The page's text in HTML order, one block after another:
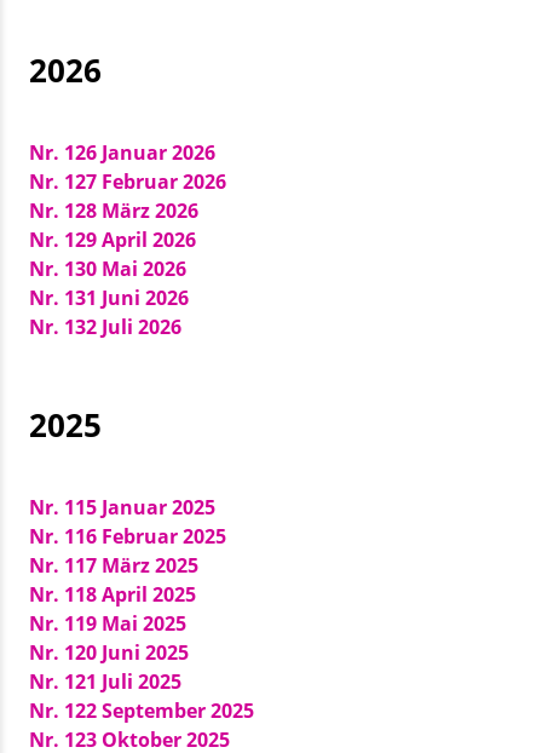
2026
Nr. 126 Januar 2026
Nr. 127 Februar 2026
Nr. 128 März 2026
Nr. 129 April 2026
Nr. 130 Mai 2026
Nr. 131 Juni 2026
Nr. 132 Juli 2026
2025
Nr. 115 Januar 2025
Nr. 116 Februar 2025
Nr. 117 März 2025
Nr. 118 April 2025
Nr. 119 Mai 2025
Nr. 120 Juni 2025
Nr. 121 Juli 2025
Nr. 122 September 2025
Nr. 123 Oktober 2025